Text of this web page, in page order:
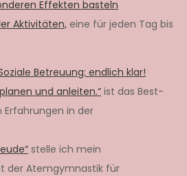
Effekten basteln
Aktivitäten, eine für jeden Tag bis
Betreuung: endlich klar!
und anleiten.“ ist das Best-
in der
stelle ich mein
der Atemgymnastik für